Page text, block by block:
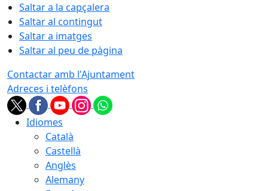
Saltar a la capçalera
Saltar al contingut
Saltar a imatges
Saltar al peu de pàgina
Contactar amb l'Ajuntament
Adreces i telèfons
Idiomes
Català
Castellà
Anglès
Alemany